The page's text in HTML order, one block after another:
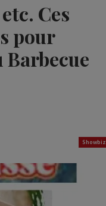
Ces
pour
Showbiz